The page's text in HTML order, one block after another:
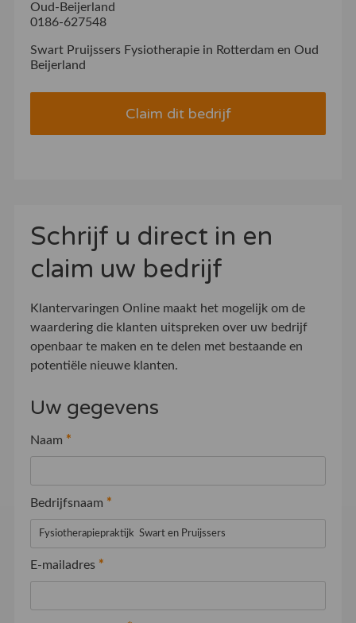
Oud-Beijerland
0186-627548
Swart Pruijssers Fysiotherapie in Rotterdam en Oud
Beijerland
Claim dit bedrijf
Schrijf u direct in en
claim uw bedrijf
Klantervaringen Online maakt het mogelijk om de
waardering die klanten uitspreken over uw bedrijf
openbaar te maken en te delen met bestaande en
potentiële nieuwe klanten.
Uw gegevens
Naam *
Bedrijfsnaam *
E-mailadres *